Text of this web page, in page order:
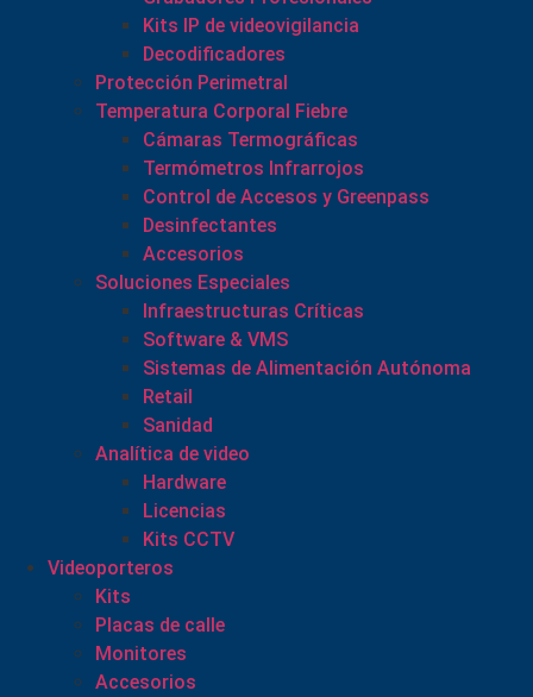
Kits IP de videovigilancia
Decodificadores
Protección Perimetral
Temperatura Corporal Fiebre
Cámaras Termográficas
Termómetros Infrarrojos
Control de Accesos y Greenpass
Desinfectantes
Accesorios
Soluciones Especiales
Infraestructuras Críticas
Software & VMS
Sistemas de Alimentación Autónoma
Retail
Sanidad
Analítica de video
Hardware
Licencias
Kits CCTV
Videoporteros
Kits
Placas de calle
Monitores
Accesorios